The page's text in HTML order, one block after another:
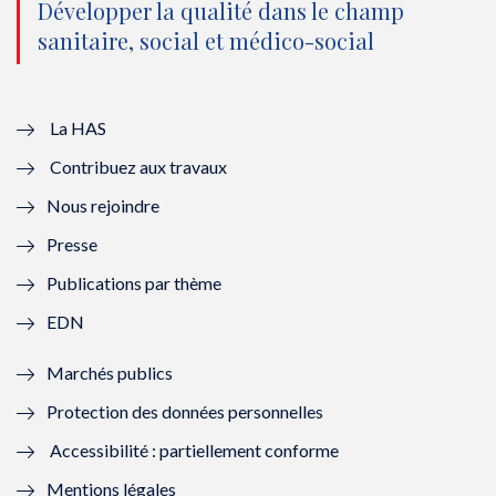
o
u
l
l
f
n
ê
t
n
o
e
e
n
ê
o
u
ê
t
n
o
ê
Développer la qualité dans le champ
sanitaire, social et médico-social
La HAS
Contribuez aux travaux
Nous rejoindre
Presse
Publications par thème
EDN
Marchés publics
Protection des données personnelles
Accessibilité : partiellement conforme
Mentions légales